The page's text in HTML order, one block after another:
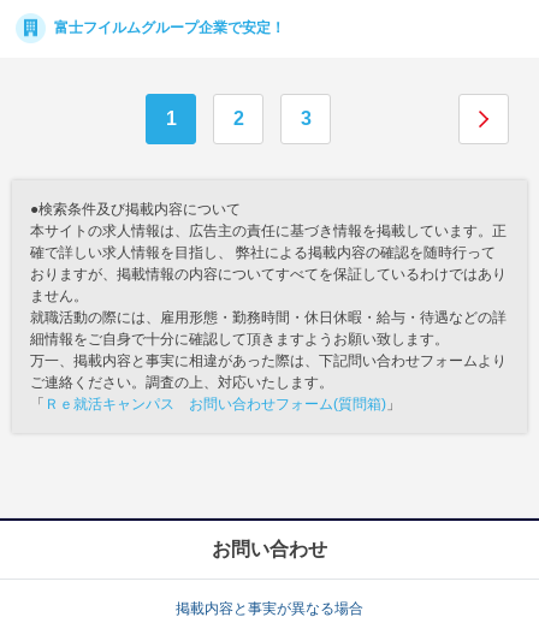
富士フイルムグループ企業で安定！
1 2 3
●検索条件及び掲載内容について
本サイトの求人情報は、広告主の責任に基づき情報を掲載しています。正
確で詳しい求人情報を目指し、 弊社による掲載内容の確認を随時行って
おりますが、掲載情報の内容についてすべてを保証しているわけではあり
ません。
就職活動の際には、雇用形態・勤務時間・休日休暇・給与・待遇などの詳
細情報をご自身で十分に確認して頂きますようお願い致します。
万一、掲載内容と事実に相違があった際は、下記問い合わせフォームより
ご連絡ください。調査の上、対応いたします。
「 Ｒｅ就活キャンパス お問い合わせフォーム(質問箱) 」
お問い合わせ
掲載内容と事実が異なる場合